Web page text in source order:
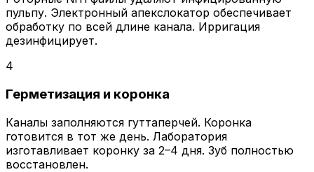
пульпу. Электронный апекслокатор обеспечивает
обработку по всей длине канала. Ирригация
дезинфицирует.
4
Герметизация и коронка
Каналы заполняются гуттаперчей. Коронка
готовится в тот же день. Лаборатория
изготавливает коронку за 2–4 дня. Зуб полностью
восстановлен.